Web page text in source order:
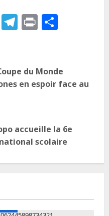
X Telegram
Print
du Monde
en espoir face au
accueille la 6e
scolaire